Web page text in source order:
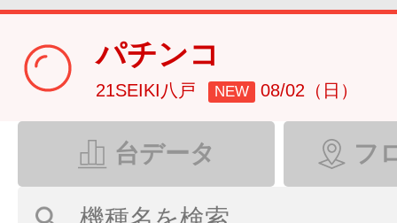
パチンコ
21SEIKI八戸 NEW 08/02（日）
台データ フ